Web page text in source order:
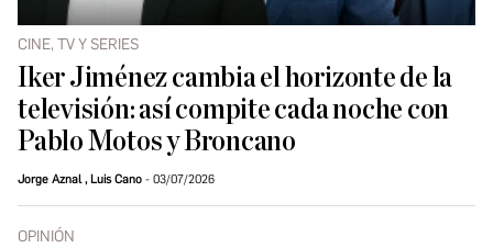
CINE, TV Y SERIES
Iker Jiménez cambia el horizonte de la
televisión: así compite cada noche con
Pablo Motos y Broncano
Jorge Aznal, Luis Cano 03/07/2026
OPINIÓN